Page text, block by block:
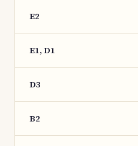
E2
E1, D1
D3
B2